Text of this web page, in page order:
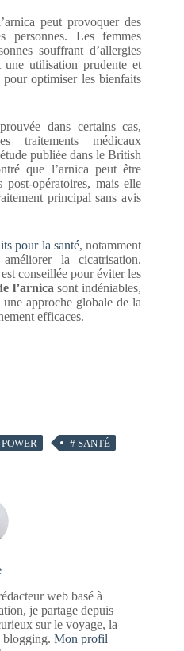
peut provoquer des
personnes. Les femmes
souffrant d’allergies
utilisation prudente et
pour optimiser les bienfaits
dans certains cas,
traitements médicaux
publiée dans le British
que l’arnica peut être
opératoires, mais elle
principal sans avis
pour la santé, notamment
la cicatrisation.
conseillée pour éviter les
l’arnica sont indéniables,
approche globale de la
efficaces.
# SANTÉ
web basé à
je partage depuis
sur le voyage, la
blogging. Mon profil